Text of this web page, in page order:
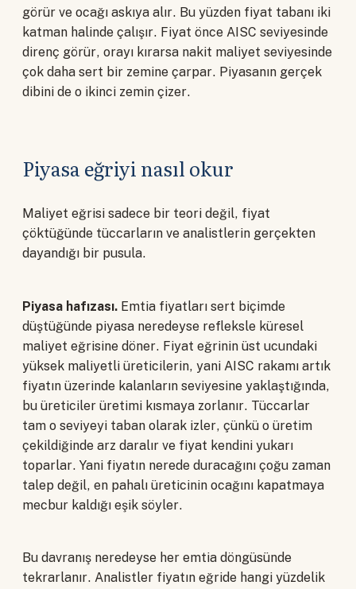
görür ve ocağı askıya alır. Bu yüzden fiyat tabanı iki
katman halinde çalışır. Fiyat önce AISC seviyesinde
direnç görür, orayı kırarsa nakit maliyet seviyesinde
çok daha sert bir zemine çarpar. Piyasanın gerçek
dibini de o ikinci zemin çizer.
Piyasa eğriyi nasıl okur
Maliyet eğrisi sadece bir teori değil, fiyat
çöktüğünde tüccarların ve analistlerin gerçekten
dayandığı bir pusula.
Piyasa hafızası. Emtia fiyatları sert biçimde
düştüğünde piyasa neredeyse refleksle küresel
maliyet eğrisine döner. Fiyat eğrinin üst ucundaki
yüksek maliyetli üreticilerin, yani AISC rakamı artık
fiyatın üzerinde kalanların seviyesine yaklaştığında,
bu üreticiler üretimi kısmaya zorlanır. Tüccarlar
tam o seviyeyi taban olarak izler, çünkü o üretim
çekildiğinde arz daralır ve fiyat kendini yukarı
toparlar. Yani fiyatın nerede duracağını çoğu zaman
talep değil, en pahalı üreticinin ocağını kapatmaya
mecbur kaldığı eşik söyler.
Bu davranış neredeyse her emtia döngüsünde
tekrarlanır. Analistler fiyatın eğride hangi yüzdelik